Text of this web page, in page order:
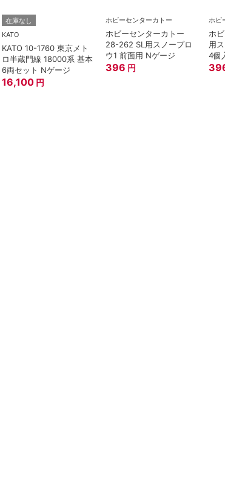
在庫なし
KATO
KATO 10-1760 東京メト
ロ半蔵門線 18000系 基本
6両セット Nゲージ
16,100 円
ホビーセンターカトー
ホビーセンターカトー
28-262 SL用スノープロ
ウ1 前面用 Nゲージ
396 円
ホビ
ホ
用
4個